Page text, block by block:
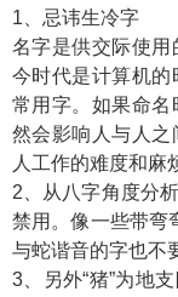
1、忌讳生冷字
名字是供交际使用
今时代是计算机
常用字。如果命
然会影响人与人之
人工作的难度和麻
2、从八字角度分
禁用。像一些带弯
与蛇谐音的字也不
3、另外“猪”为地